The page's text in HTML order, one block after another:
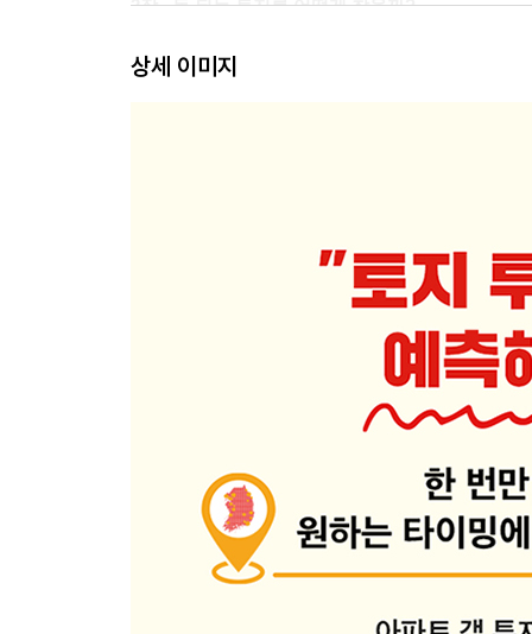
2장_ 돈 되는 토지를 어떻게 찾을까?
토지 투자란 3년 후 땅값을 예측해내는 게임
원석에서 보석이 될 땅 찾기
투자 진입 시점은 언제가 좋을까?
3장_ 토지 투자, 이것만은 알고 하자
당신이 꼭 알아야 할 공법 몇 가지
모르면 손해 보는 건축법과 도로법
돈은 길을 따라 흐른다
도로가 지나가는 땅은 가치가 낮을까?
고속도로 IC가 개통할 때 오르는 땅과 오르지 않는
역세권이냐 엿세권이냐
방구석에서 쉽게 하는 토지 측량
상세 이미지